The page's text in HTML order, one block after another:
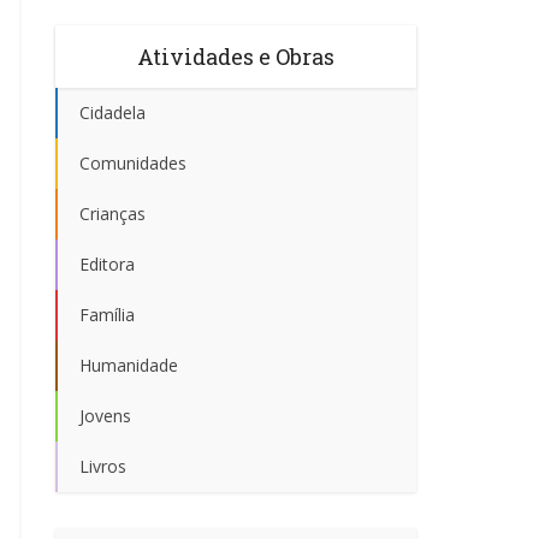
Atividades e Obras
Cidadela
Comunidades
Crianças
Editora
Família
Humanidade
Jovens
Livros